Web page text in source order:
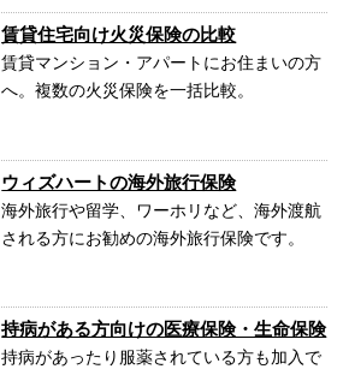
賃貸住宅向け火災保険の比較
賃貸マンション・アパートにお住まいの方
へ。複数の火災保険を一括比較。
ウィズハートの海外旅行保険
海外旅行や留学、ワーホリなど、海外渡航
される方にお勧めの海外旅行保険です。
持病がある方向けの医療保険・生命保険
持病があったり服薬されている方も加入で